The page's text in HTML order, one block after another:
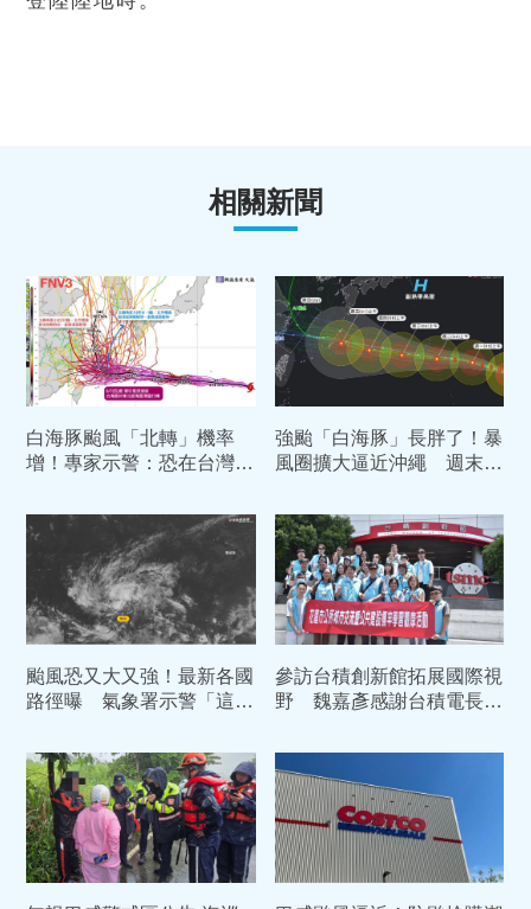
相關新聞
白海豚颱風「北轉」機率
增！專家示警：恐在台灣東
強颱「白海豚」長胖了！暴
風圈擴大逼近沖繩 週末2
颱風恐又大又強！最新各國
路徑曝 氣象署示警「這天
參訪台積創新館拓展國際視
野 魏嘉彥感謝台積電長年